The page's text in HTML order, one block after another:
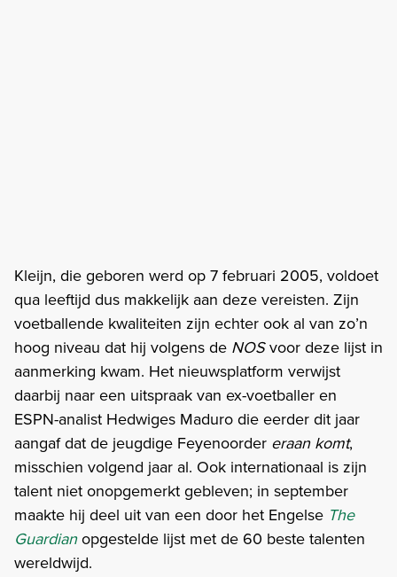
Kleijn, die geboren werd op 7 februari 2005, voldoet
qua leeftijd dus makkelijk aan deze vereisten. Zijn
voetballende kwaliteiten zijn echter ook al van zo’n
hoog niveau dat hij volgens de NOSvoor deze lijst in
aanmerking kwam. Het nieuwsplatform verwijst
daarbij naar een uitspraak van ex-voetballer en
ESPN-analist Hedwiges Maduro die eerder dit jaar
aangaf dat de jeugdige Feyenoorder eraan komt,
misschien volgend jaar al. Ook internationaal is zijn
talent niet onopgemerkt gebleven; in september
maakte hij deel uit van een door het Engelse The
Guardianopgestelde lijst met de 60 beste talenten
wereldwijd.